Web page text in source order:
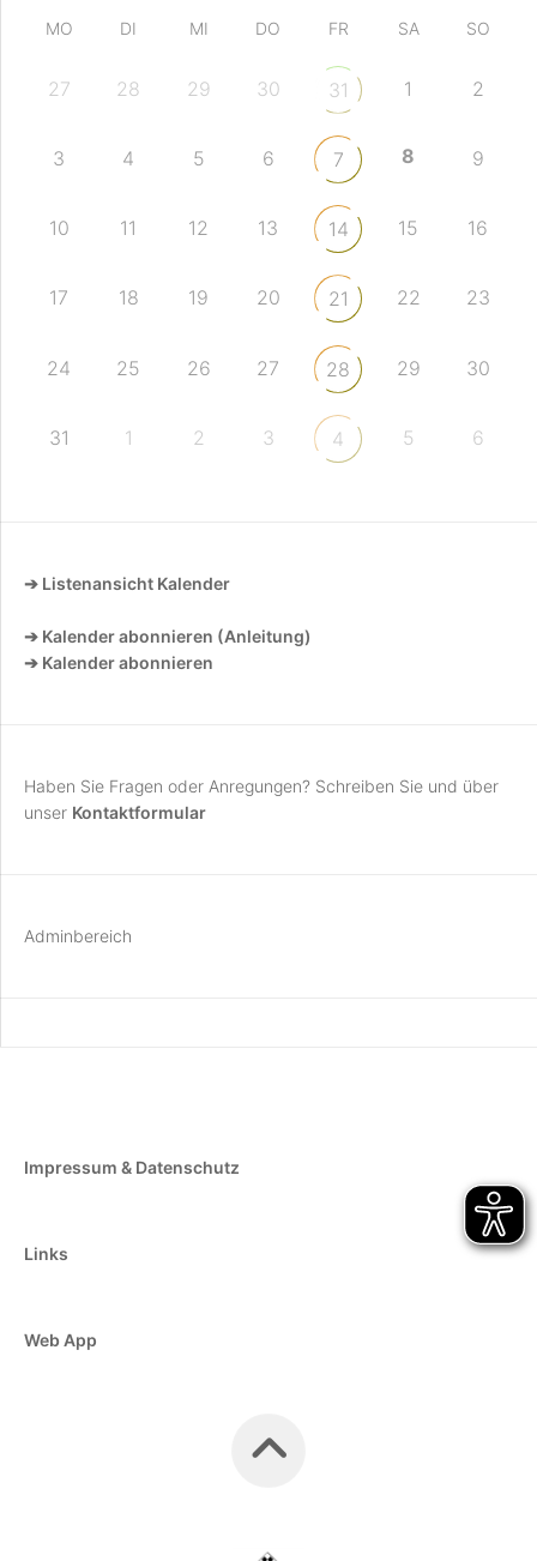
MO DI MI DO FR SA SO
27 28 29 30 31 1 2
3 4 5 6 7 8 9
10 11 12 13 14 15 16
17 18 19 20 21 22 23
24 25 26 27 28 29 30
31 1 2 3 4 5 6
➔ Listenansicht Kalender
➔ Kalender abonnieren (Anleitung)
➔ Kalender abonnieren
Haben Sie Fragen oder Anregungen? Schreiben Sie und über
unser Kontaktformular
Adminbereich
Impressum & Datenschutz
Links
Web App